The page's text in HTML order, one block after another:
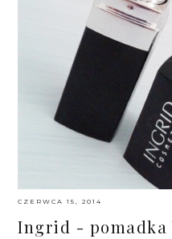
CZERWCA 15, 2014
Ingrid - pomadka